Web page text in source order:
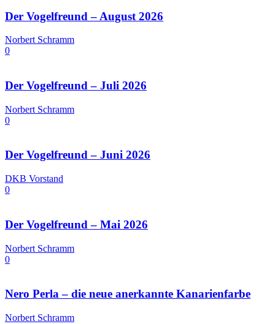
Der Vogelfreund – August 2026
Norbert Schramm
0
Der Vogelfreund – Juli 2026
Norbert Schramm
0
Der Vogelfreund – Juni 2026
DKB Vorstand
0
Der Vogelfreund – Mai 2026
Norbert Schramm
0
Nero Perla – die neue anerkannte Kanarienfarbe
Norbert Schramm